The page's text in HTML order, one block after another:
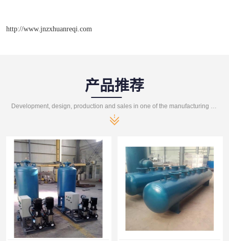
http://www.jnzxhuanreqi.com
产品推荐